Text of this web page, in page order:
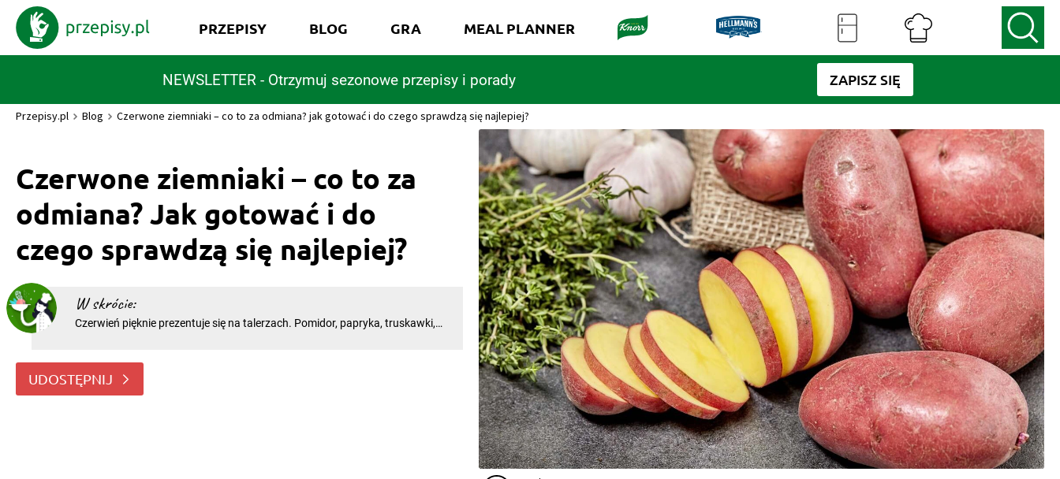
NEWSLETTER - Otrzymuj sezonowe przepisy i porady ZAPISZ SIĘ
PRZEPISY BLOG GRA MEAL PLANNER
Przepisy.pl Blog Czerwone ziemniaki – co to za odmiana? jak gotować i do czego sprawdzą się najlepiej?
Czerwone ziemniaki – co to za
odmiana? Jak gotować i do
czego sprawdzą się najlepiej?
W skrócie:
Czerwień pięknie prezentuje się na talerzach. Pomidor, papryka, truskawki,
ziemniaków? Odmiana ta dopiero po
UDOSTĘPNIJ